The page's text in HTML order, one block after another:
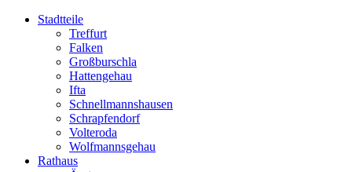
Stadtteile
Treffurt
Falken
Großburschla
Hattengehau
Ifta
Schnellmannshausen
Schrapfendorf
Volteroda
Wolfmannsgehau
Rathaus